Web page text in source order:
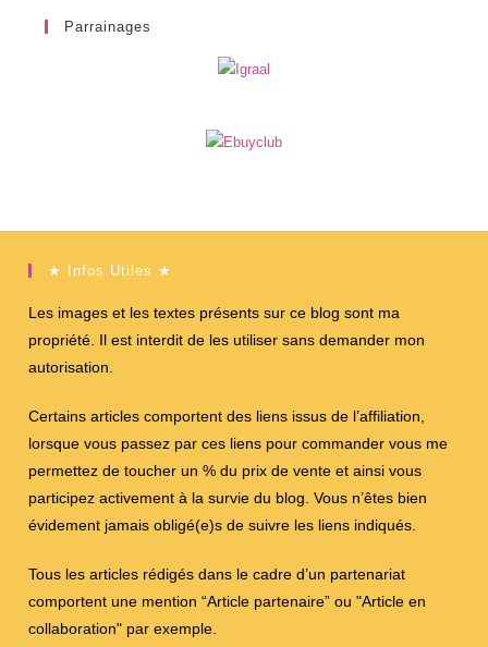
Parrainages
★ Infos Utiles ★
Les images et les textes présents sur ce blog sont ma
propriété. Il est interdit de les utiliser sans demander mon
autorisation.
Certains articles comportent des liens issus de l’affiliation,
lorsque vous passez par ces liens pour commander vous me
permettez de toucher un % du prix de vente et ainsi vous
participez activement à la survie du blog. Vous n’êtes bien
évidement jamais obligé(e)s de suivre les liens indiqués.
Tous les articles rédigés dans le cadre d’un partenariat
comportent une mention “Article partenaire” ou "Article en
collaboration" par exemple.